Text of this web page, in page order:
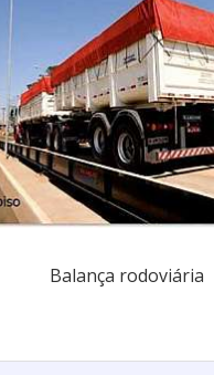
Balança rodoviária